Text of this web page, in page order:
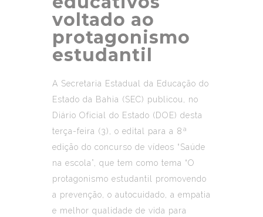
voltado ao
protagonismo
estudantil
A Secretaria Estadual da Educação do
Estado da Bahia (SEC) publicou, no
Diário Oficial do Estado (DOE) desta
terça-feira (3), o edital para a 8ª
edição do concurso de vídeos “Saúde
na escola”, que tem como tema “O
protagonismo estudantil promovendo
a prevenção, o autocuidado, a empatia
e melhor qualidade de vida para